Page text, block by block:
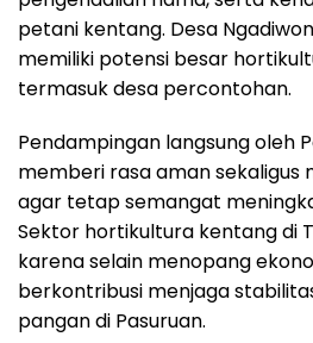
petani kentang. Desa
memiliki potensi besar
termasuk desa percontohan.
Pendampingan langsung oleh
memberi rasa aman sekaligus
agar tetap semangat
Sektor hortikultura kentang di
karena selain menopang
berkontribusi menjaga
pangan di Pasuruan.